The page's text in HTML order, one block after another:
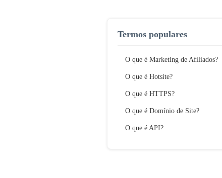
Termos populares
O que é Marketing de Afiliados?
O que é Hotsite?
O que é HTTPS?
O que é Domínio de Site?
O que é API?